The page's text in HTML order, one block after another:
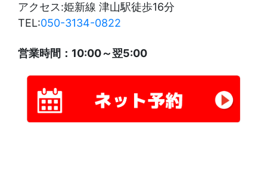
アクセス:姫新線 津山駅徒歩16分
TEL:050-3134-0822
営業時間：10:00～翌5:00